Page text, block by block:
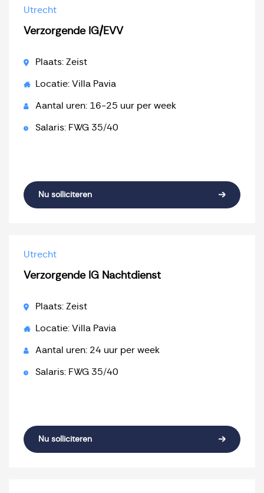
Utrecht
Verzorgende IG/EVV
Plaats: Zeist
Locatie: Villa Pavia
Aantal uren: 16-25 uur per week
Salaris: FWG 35/40
Nu solliciteren
Utrecht
Verzorgende IG Nachtdienst
Plaats: Zeist
Locatie: Villa Pavia
Aantal uren: 24 uur per week
Salaris: FWG 35/40
Nu solliciteren